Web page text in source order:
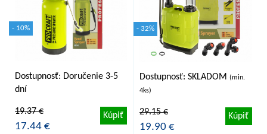
- 10%
Dostupnosť: Doručenie 3-5
dní
19.37 €
17.44 €
Kúpiť
- 32%
Dostupnosť: SKLADOM (min.
4ks)
29.15 €
19.90 €
Kúpiť